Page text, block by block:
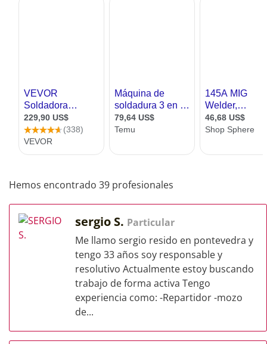
Hemos encontrado 39 profesionales
sergio S. Particular
Me llamo sergio resido en pontevedra y
tengo 33 años soy responsable y
resolutivo Actualmente estoy buscando
trabajo de forma activa Tengo
experiencia como: -Repartidor -mozo
de...